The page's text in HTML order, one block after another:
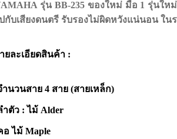
รุ่น BB-235 ของใหม่ มือ 1 รุ่นใ
กับเสียงดนตรี รับรองไม่ผิดหวังแน่นอน ใน
ยละเอียดสินค้า :
ำนวนสาย 4 สาย (สายเหล็ก)
ำตัว : ไม้ Alder
อ ไม้ Maple